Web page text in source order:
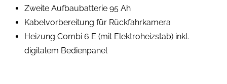
Zweite Aufbaubatterie 95 Ah
Kabelvorbereitung für Rückfahrkamera
Heizung Combi 6 E (mit Elektroheizstab) inkl.
digitalem Bedienpanel